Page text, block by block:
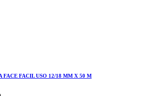
FACE FACIL USO 12/18 MM X 50 M